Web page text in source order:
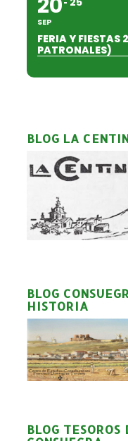
SEP
FERIA Y FIESTAS
PATRONALES)
BLOG LA
BLOG
HISTORIA
BLOG TESOROS